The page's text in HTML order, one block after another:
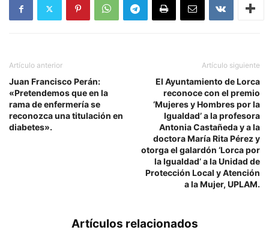
Artículo anterior
Juan Francisco Perán:
«Pretendemos que en la
rama de enfermería se
reconozca una titulación en
diabetes».
Artículo siguiente
El Ayuntamiento de Lorca
reconoce con el premio
‘Mujeres y Hombres por la
Igualdad’ a la profesora
Antonia Castañeda y a la
doctora María Rita Pérez y
otorga el galardón ‘Lorca por
la Igualdad’ a la Unidad de
Protección Local y Atención
a la Mujer, UPLAM.
Artículos relacionados